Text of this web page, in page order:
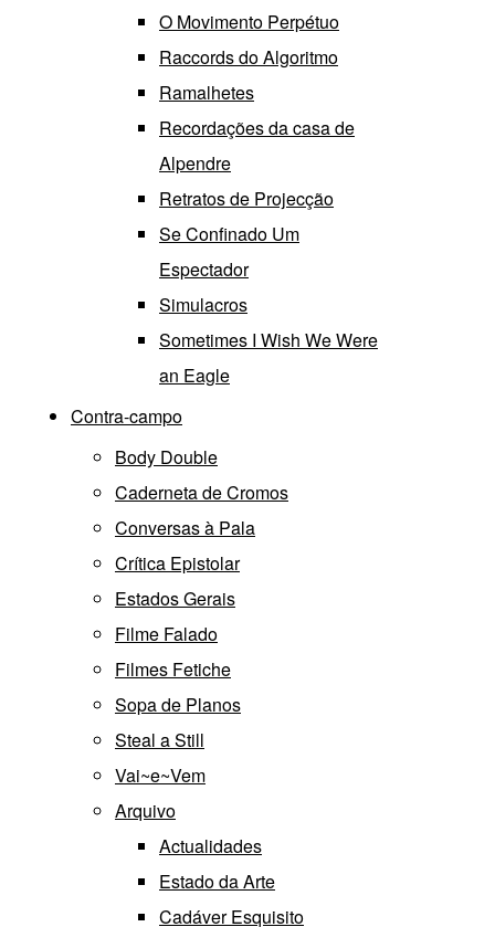
O Movimento Perpétuo
Raccords do Algoritmo
Ramalhetes
Recordações da casa de
Alpendre
Retratos de Projecção
Se Confinado Um
Espectador
Simulacros
Sometimes I Wish We Were
an Eagle
Contra-campo
Body Double
Caderneta de Cromos
Conversas à Pala
Crítica Epistolar
Estados Gerais
Filme Falado
Filmes Fetiche
Sopa de Planos
Steal a Still
Vai~e~Vem
Arquivo
Actualidades
Estado da Arte
Cadáver Esquisito